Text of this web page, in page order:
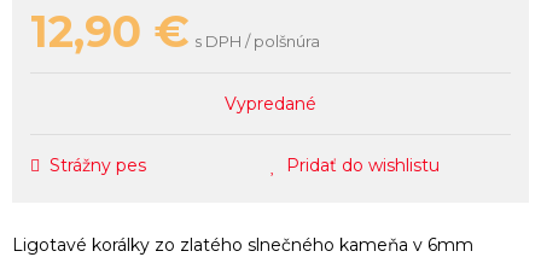
12,90 € s DPH / polšnúra
Vypredané
Strážny pes Pridať do wishlistu
Ligotavé korálky zo zlatého slnečného kameňa v 6mm